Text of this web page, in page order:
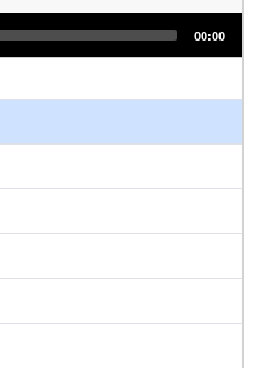
00:00